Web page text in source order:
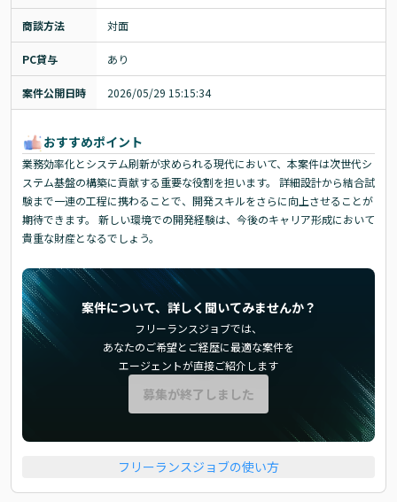
商談方法 対面
PC貸与 あり
案件公開日時 2026/05/29 15:15:34
おすすめポイント
業務効率化とシステム刷新が求められる現代において、本案件は次世代シ
ステム基盤の構築に貢献する重要な役割を担います。 詳細設計から結合試
験まで一連の工程に携わることで、開発スキルをさらに向上させることが
期待できます。 新しい環境での開発経験は、今後のキャリア形成において
貴重な財産となるでしょう。
案件について、詳しく聞いてみませんか？
フリーランスジョブでは、
あなたのご希望とご経歴に最適な案件を
エージェントが直接ご紹介します
募集が終了しました
フリーランスジョブの使い方